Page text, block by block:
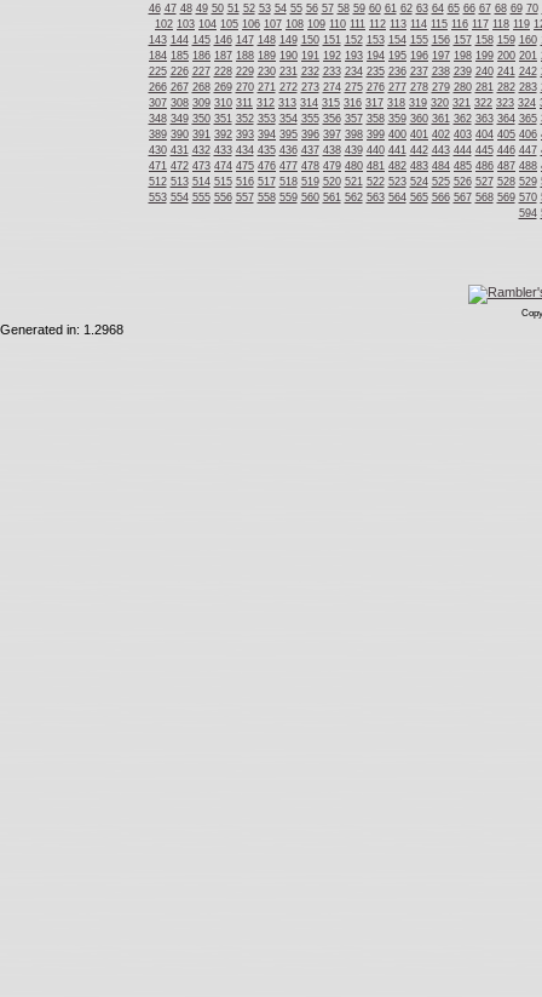
46 47 48 49 50 51 52 53 54 55 56 57 58 59 60 61 62 63 64 65 66 67 68 69 70
102 103 104 105 106 107 108 109 110 111 112 113 114 115 116 117 118 119
143 144 145 146 147 148 149 150 151 152 153 154 155 156 157 158 159 160
184 185 186 187 188 189 190 191 192 193 194 195 196 197 198 199 200 201
225 226 227 228 229 230 231 232 233 234 235 236 237 238 239 240 241 242
266 267 268 269 270 271 272 273 274 275 276 277 278 279 280 281 282 283
307 308 309 310 311 312 313 314 315 316 317 318 319 320 321 322 323 324
348 349 350 351 352 353 354 355 356 357 358 359 360 361 362 363 364 365
389 390 391 392 393 394 395 396 397 398 399 400 401 402 403 404 405 406
430 431 432 433 434 435 436 437 438 439 440 441 442 443 444 445 446 447
471 472 473 474 475 476 477 478 479 480 481 482 483 484 485 486 487 488
512 513 514 515 516 517 518 519 520 521 522 523 524 525 526 527 528 529
553 554 555 556 557 558 559 560 561 562 563 564 565 566 567 568 569 570
594
Generated in: 1.2968